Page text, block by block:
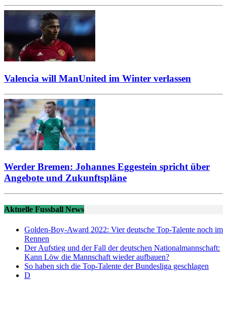
Valencia will ManUnited im Winter verlassen
Werder Bremen: Johannes Eggestein spricht über
Angebote und Zukunftspläne
Aktuelle Fussball News
Golden-Boy-Award 2022: Vier deutsche Top-Talente noch im
Rennen
Der Aufstieg und der Fall der deutschen Nationalmannschaft:
Kann Löw die Mannschaft wieder aufbauen?
So haben sich die Top-Talente der Bundesliga geschlagen
D